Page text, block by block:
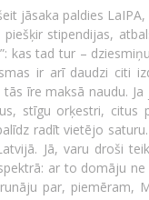
jāsaka paldies
piešķir stipendijas,
kas tad tur –
ir arī daudzi citi
īre maksā naudu.
stīgu orķestri, citus
radīt vietējo
Jā, varu droši
ar to domāju
par, piemēram,